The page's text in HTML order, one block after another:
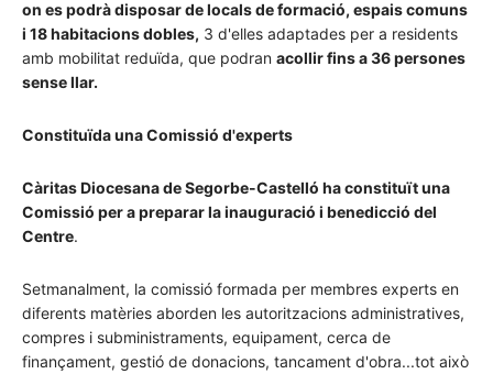
on es podrà disposar de locals de formació, espais comuns
i 18 habitacions dobles, 3 d'elles adaptades per a residents
amb mobilitat reduïda, que podran acollir fins a 36 persones
sense llar.
Constituïda una Comissió d'experts
Càritas Diocesana de Segorbe-Castelló ha constituït una
Comissió per a preparar la inauguració i benedicció del
Centre.
Setmanalment, la comissió formada per membres experts en
diferents matèries aborden les autoritzacions administratives,
compres i subministraments, equipament, cerca de
finançament, gestió de donacions, tancament d'obra...tot això